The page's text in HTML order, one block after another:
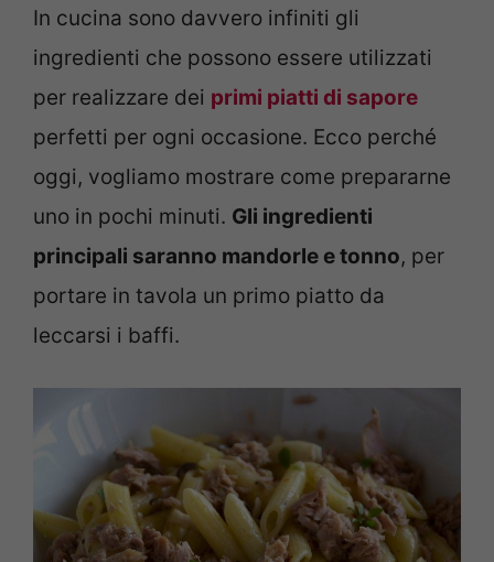
In cucina sono davvero infiniti gli
ingredienti che possono essere utilizzati
per realizzare dei primi piatti di sapore
perfetti per ogni occasione. Ecco perché
oggi, vogliamo mostrare come prepararne
uno in pochi minuti. Gli ingredienti
principali saranno mandorle e tonno, per
portare in tavola un primo piatto da
leccarsi i baffi.